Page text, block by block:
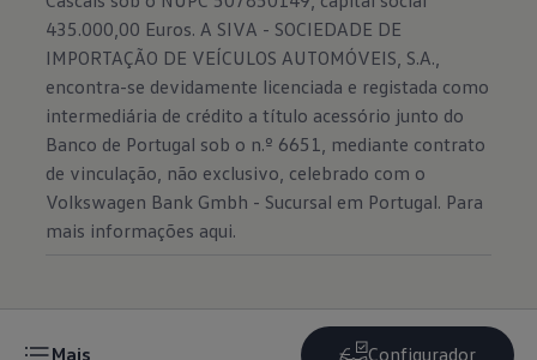
Configurador
Mais
435.000,00 Euros. A SIVA - SOCIEDADE DE
IMPORTAÇÃO DE VEÍCULOS AUTOMÓVEIS, S.A.,
encontra-se devidamente licenciada e registada como
intermediária de crédito a título acessório junto do
Banco de Portugal sob o n.º 6651, mediante contrato
de vinculação, não exclusivo, celebrado com o
Volkswagen Bank Gmbh - Sucursal em Portugal. Para
mais informações aqui.